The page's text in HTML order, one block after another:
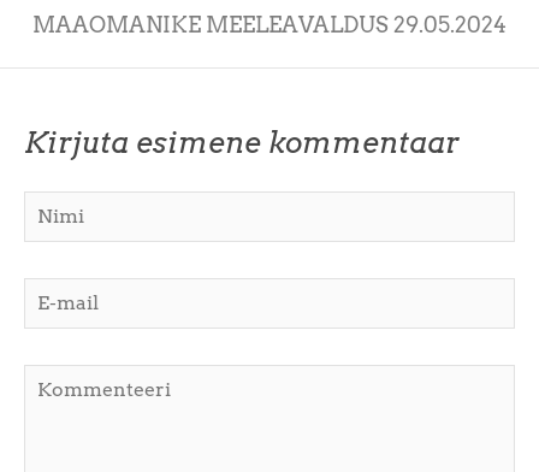
MAAOMANIKE MEELEAVALDUS 29.05.2024
Kirjuta esimene kommentaar